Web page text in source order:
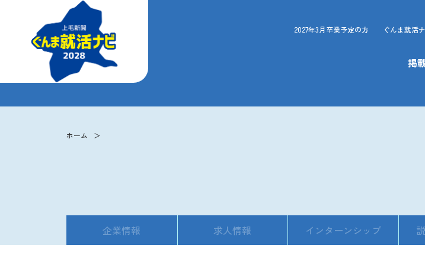
掲
2027年3月卒業予定の方 ぐんま就活
ホーム
企業情報 求人情報 インターンシップ